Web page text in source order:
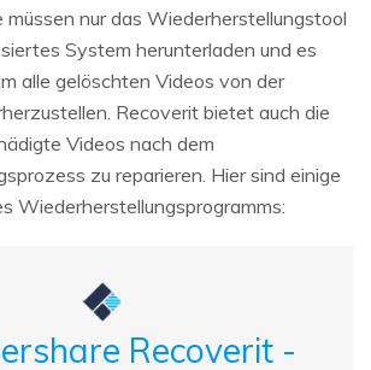
nur das Wiederherstellungstool
System herunterladen und es
alle gelöschten Videos von der
Recoverit bietet auch die
Videos nach dem
zu reparieren. Hier sind einige
Wiederherstellungsprogramms:
Recoverit -